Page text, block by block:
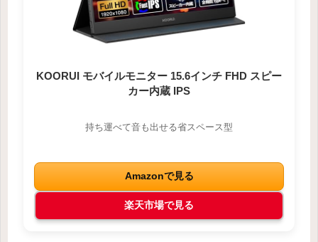
KOORUI モバイルモニター 15.6インチ FHD スピー
カー内蔵 IPS
持ち運べて音も出せる省スペース型
Amazonで見る
楽天市場で見る